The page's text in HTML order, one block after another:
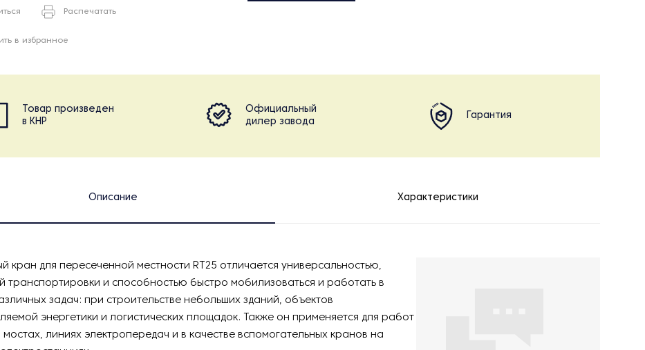
Распечатать
в избранное
Товар произведен
в КНР
Официальный
дилер завода
Гарантия
Описание Характеристики
кран для пересеченной местности RT25 отличается универсальностью,
транспортировки и способностью быстро мобилизоваться и работать в
задач: при строительстве небольших зданий, объектов
энергетики и логистических площадок. Также он применяется для работ
линиях электропередач и в качестве вспомогательных кранов на